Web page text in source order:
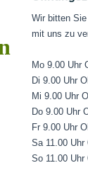
Wir bitten
mit uns zu
Mo 9.00 Uhr
Di 9.00 Uhr
Mi 9.00 Uhr
Do 9.00 Uhr
Fr 9.00 Uhr
Sa 11.00 Uhr
So 11.00 Uhr